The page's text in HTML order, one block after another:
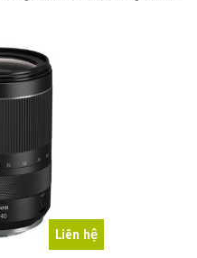
Liên hệ